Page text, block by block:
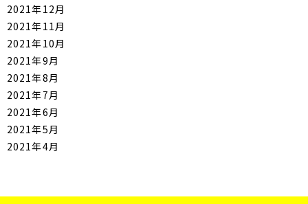
2021年12月
2021年11月
2021年10月
2021年9月
2021年8月
2021年7月
2021年6月
2021年5月
2021年4月